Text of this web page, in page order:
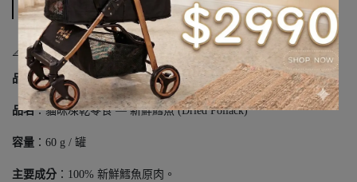
規格說明
📐 商品規格
品牌：喵洽普 BY CAT (BY CAT FREEZE-DRYING)
品名：貓咪凍乾零食 — 新鮮鱈魚 (Dried Pollack)
容量 ：60 g / 罐
主要成分 ：100% 新鮮鱈魚原肉。